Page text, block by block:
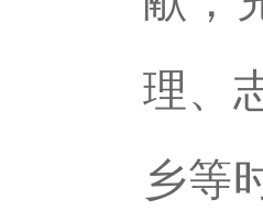
理、
乡等